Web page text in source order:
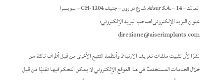
المالك – Aiser S.A.– 14 شارع دو رون – جنيف CH-1204 – سويسرا
عنوان البريد الإلكتروني لصاحب البريد الإلكتروني:
direzione@aiserimplants.com
نظرًا لأن تثبيت ملفات تعريف الارتباط وأنظمة التتبع الأخرى من قبل أطراف ثالثة من
خلال الخدمات المستخدمة في هذا الموقع الإلكتروني لا يمكن التحكم فيها تقنيًا من قبل